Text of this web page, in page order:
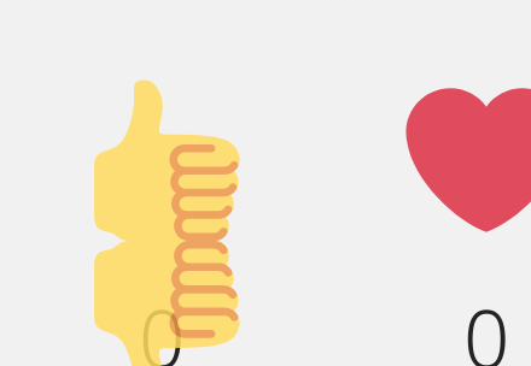
Палец
вверх!
0 0
Палец